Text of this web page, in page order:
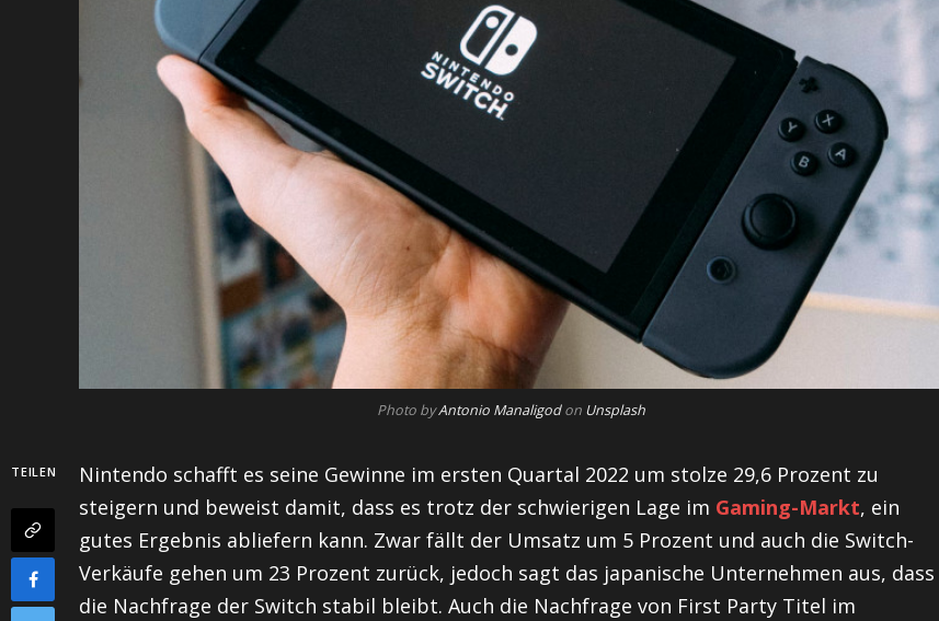
Photo byAntonio Manaligodon Unsplash
TEILEN
Nintendo schafft es seine Gewinne im ersten Quartal 2022 um stolze 29,6 Prozent zu
steigern und beweist damit, dass es trotz der schwierigen Lage im Gaming-Markt, ein
gutes Ergebnis abliefern kann. Zwar fällt der Umsatz um 5 Prozent und auch die Switch-
Verkäufe gehen um 23 Prozent zurück, jedoch sagt das japanische Unternehmen aus, dass
die Nachfrage der Switch stabil bleibt. Auch die Nachfrage von First Party Titel im